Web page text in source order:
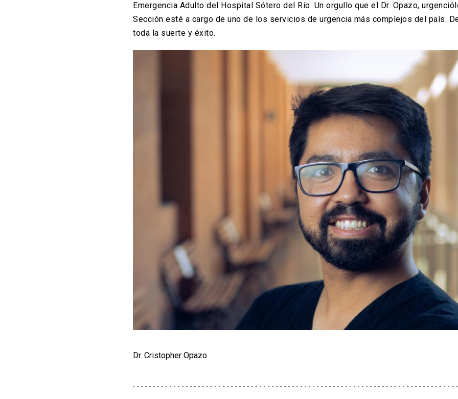
Emergencia Adulto del Hospital Sótero del Río. Un orgullo que el Dr. Opazo,
Sección esté a cargo de uno de los servicios de urgencia más complejos del país.
toda la suerte y éxito.
Dr. Cristopher Opazo